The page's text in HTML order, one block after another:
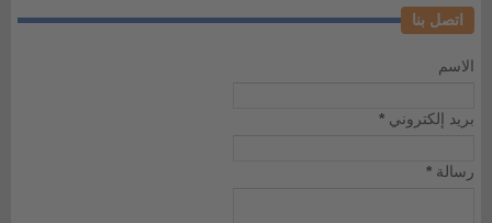
اتصل بنا
الاسم
بريد إلكتروني *
رسالة *